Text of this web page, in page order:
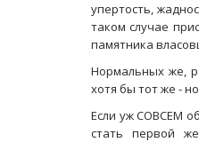
упертость,
таком случае
памятника
Нормальных же,
хотя бы тот же -
Если уж СОВСЕМ
стать первой